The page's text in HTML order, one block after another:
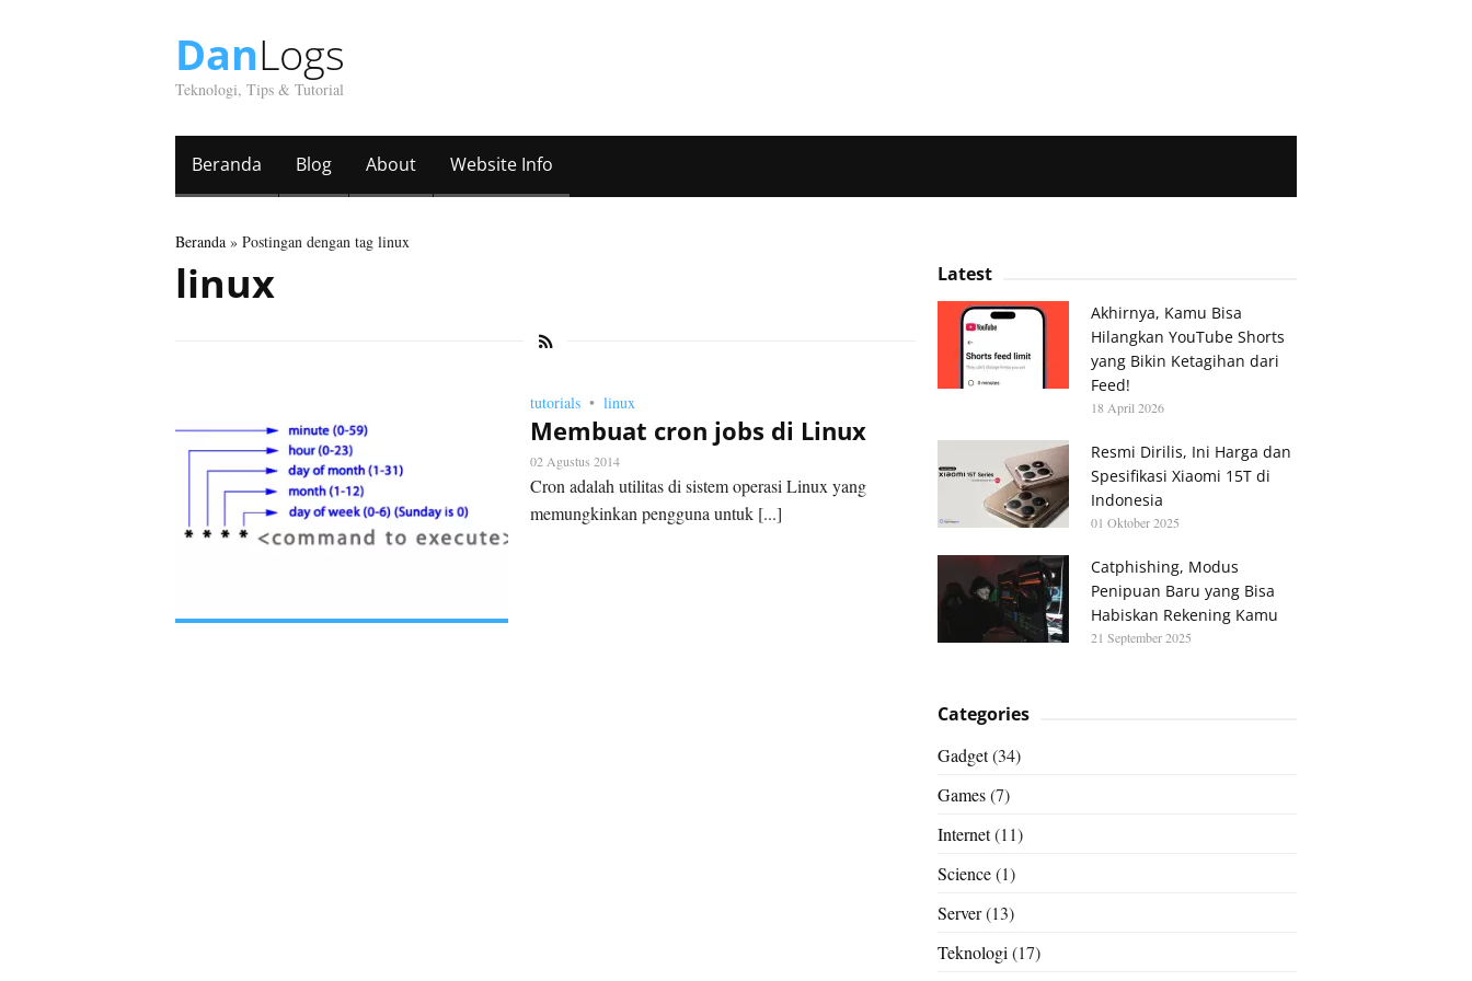
DanLogs
Teknologi, Tips & Tutorial
Beranda Blog About Website Info
Beranda » Postingan dengan tag linux
linux
tutorials linux
Membuat cron jobs di Linux
02 Agustus 2014
Cron adalah utilitas di sistem operasi Linux yang
memungkinkan pengguna untuk [...]
Latest
Akhirnya, Kamu Bisa
Hilangkan YouTube Shorts
yang Bikin Ketagihan dari
Feed!
18 April 2026
Resmi Dirilis, Ini Harga dan
Spesifikasi Xiaomi 15T di
Indonesia
01 Oktober 2025
Catphishing, Modus
Penipuan Baru yang Bisa
Habiskan Rekening Kamu
21 September 2025
Categories
Gadget(34)
Games(7)
Internet(11)
Science(1)
Server(13)
Teknologi (17)